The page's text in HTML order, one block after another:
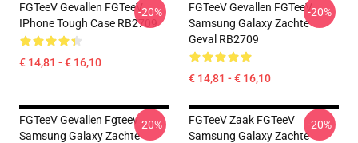
FGTeeV Gevallen FGTeeV
IPhone Tough Case RB2709
€ 14,81 - € 16,10
-20%
FGTeeV Gevallen FGTeeV
Samsung Galaxy Zachte
Geval RB2709
€ 14,81 - € 16,10
-20%
FGTeeV Gevallen Fgteev
Samsung Galaxy Zachte
-20%
FGTeeV Zaak FGTeeV
Samsung Galaxy Zachte
-20%